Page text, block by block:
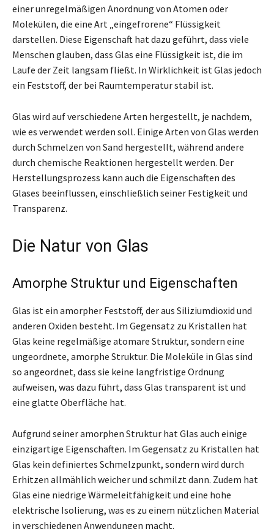
einer unregelmäßigen Anordnung von Atomen oder
Molekülen, die eine Art „eingefrorene“ Flüssigkeit
darstellen. Diese Eigenschaft hat dazu geführt, dass viele
Menschen glauben, dass Glas eine Flüssigkeit ist, die im
Laufe der Zeit langsam fließt. In Wirklichkeit ist Glas jedoch
ein Feststoff, der bei Raumtemperatur stabil ist.
Glas wird auf verschiedene Arten hergestellt, je nachdem,
wie es verwendet werden soll. Einige Arten von Glas werden
durch Schmelzen von Sand hergestellt, während andere
durch chemische Reaktionen hergestellt werden. Der
Herstellungsprozess kann auch die Eigenschaften des
Glases beeinflussen, einschließlich seiner Festigkeit und
Transparenz.
Die Natur von Glas
Amorphe Struktur und Eigenschaften
Glas ist ein amorpher Feststoff, der aus Siliziumdioxid und
anderen Oxiden besteht. Im Gegensatz zu Kristallen hat
Glas keine regelmäßige atomare Struktur, sondern eine
ungeordnete, amorphe Struktur. Die Moleküle in Glas sind
so angeordnet, dass sie keine langfristige Ordnung
aufweisen, was dazu führt, dass Glas transparent ist und
eine glatte Oberfläche hat.
Aufgrund seiner amorphen Struktur hat Glas auch einige
einzigartige Eigenschaften. Im Gegensatz zu Kristallen hat
Glas kein definiertes Schmelzpunkt, sondern wird durch
Erhitzen allmählich weicher und schmilzt dann. Zudem hat
Glas eine niedrige Wärmeleitfähigkeit und eine hohe
elektrische Isolierung, was es zu einem nützlichen Material
in verschiedenen Anwendungen macht.